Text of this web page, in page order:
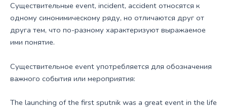
Существительные event, incident, accident относятся к
одному синонимическому ряду, но отличаются друг от
друга тем, что по-разному характеризуют выражаемое
ими понятие.
Существительное event употребляется для обозначения
важного события или мероприятия:
The launching of the first sputnik was a great event in the life